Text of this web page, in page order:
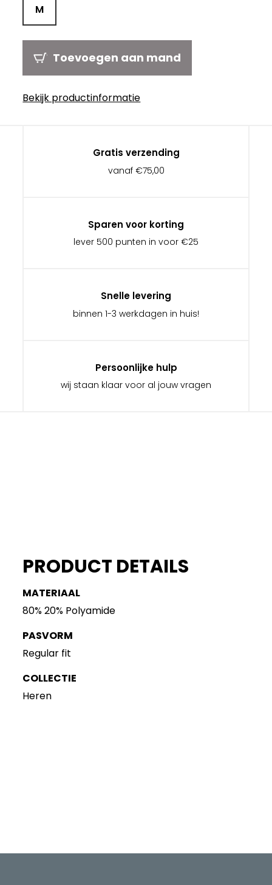
M
Toevoegen aan mand
Bekijk productinformatie
Gratis verzending
vanaf €75,00
Sparen voor korting
lever 500 punten in voor €25
Snelle levering
binnen 1-3 werkdagen in huis!
Persoonlijke hulp
wij staan klaar voor al jouw vragen
PRODUCT DETAILS
MATERIAAL
80% 20% Polyamide
PASVORM
Regular fit
COLLECTIE
Heren